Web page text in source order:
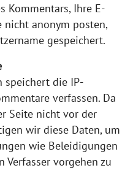
Kommentars, Ihre E-
nicht anonym posten,
gespeichert.
speichert die IP-
verfassen. Da
Seite nicht vor der
wir diese Daten, um
wie Beleidigungen
Verfasser vorgehen zu